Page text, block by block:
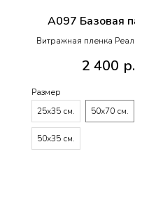
A097 Базовая
Витражная пленка
2 400 р.
Размер
25х35 см.
50х70 см.
50х35 см.